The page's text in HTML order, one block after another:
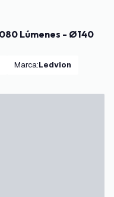
Marca: Ledvion